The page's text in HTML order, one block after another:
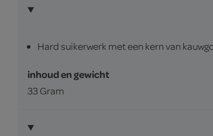
Hard suikerwerk met een kern van
inhoud en gewicht
33 Gram